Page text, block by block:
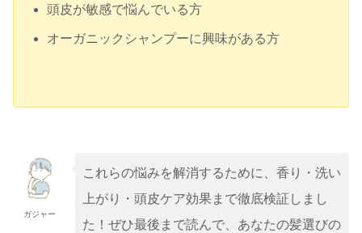
頭皮が敏感で悩んでいる方
オーガニックシャンプーに興味がある方
ガジャー
これらの悩みを解消するために、香り・洗い
上がり・頭皮ケア効果まで徹底検証しまし
た！ぜひ最後まで読んで、あなたの髪選びの